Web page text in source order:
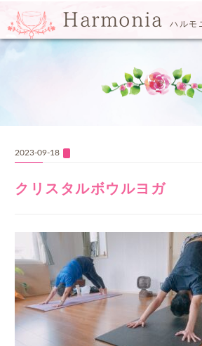
Harmonia ハルモ
2023-09-18
クリスタルボウルヨガ